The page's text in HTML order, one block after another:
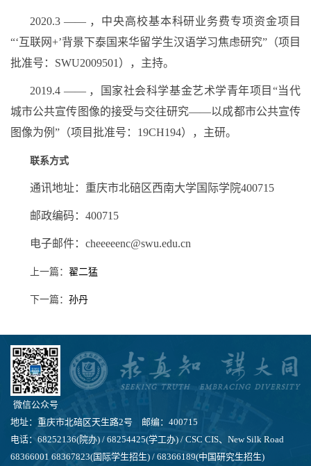
2020.3 —— ，中央高校基本科研业务费专项资金项目
“‘互联网+’背景下泰国来华留学生汉语学习焦虑研究”（项目
批准号：SWU2009501），主持。
2019.4 —— ，国家社会科学基金艺术学青年项目“当代
城市公共宣传图像的接受与交往研究——以成都市公共宣传
图像为例”（项目批准号：19CH194），主研。
联系方式
通讯地址：重庆市北碚区西南大学国际学院400715
邮政编码：400715
电子邮件：cheeeeenc@swu.edu.cn
上一篇： 翟二猛
下一篇： ​孙丹
微信公众号
地址：重庆市北碚区天生路2号 邮编：400715
电话：68252136(院办) / 68254425(学工办) / CSC CIS、New Silk Road
68366001 68367823(国际学生招生) / 68366189(中国研究生招生)